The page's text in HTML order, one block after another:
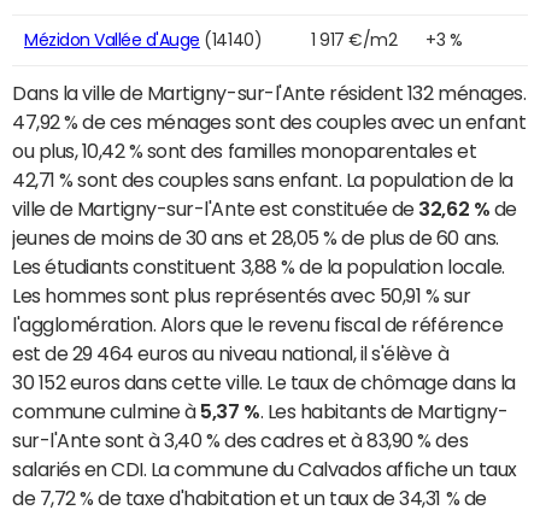
Mézidon Vallée d'Auge (14140) 1 917 €/m2 +3 %
Dans la ville de Martigny-sur-l'Ante résident 132 ménages.
47,92 % de ces ménages sont des couples avec un enfant
ou plus, 10,42 % sont des familles monoparentales et
42,71 % sont des couples sans enfant. La population de la
ville de Martigny-sur-l'Ante est constituée de 32,62 % de
jeunes de moins de 30 ans et 28,05 % de plus de 60 ans.
Les étudiants constituent 3,88 % de la population locale.
Les hommes sont plus représentés avec 50,91 % sur
l'agglomération. Alors que le revenu fiscal de référence
est de 29 464 euros au niveau national, il s'élève à
30 152 euros dans cette ville. Le taux de chômage dans la
commune culmine à 5,37 % . Les habitants de Martigny-
sur-l'Ante sont à 3,40 % des cadres et à 83,90 % des
salariés en CDI. La commune du Calvados affiche un taux
de 7,72 % de taxe d'habitation et un taux de 34,31 % de